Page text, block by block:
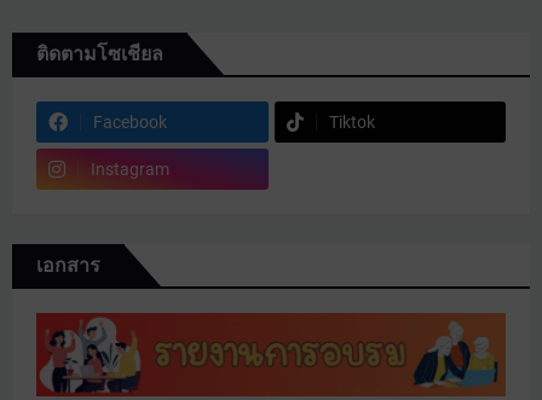
ติดตามโซเชียล
Facebook Tiktok
Instagram
เอกสาร